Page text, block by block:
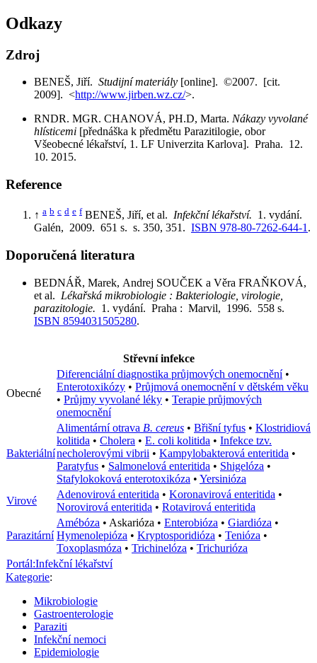
Odkazy
Zdroj
BENEŠ, Jiří. Studijní materiály [online]. ©2007. [cit.
2009]. <http://www.jirben.wz.cz/>.
RNDR. MGR. CHANOVÁ, PH.D, Marta. Nákazy vyvolané
hlísticemi [přednáška k předmětu Parazitilogie, obor
Všeobecné lékařství, 1. LF Univerzita Karlova]. Praha. 12.
10. 2015.
Reference
↑ a b c d e f BENEŠ, Jiří, et al. Infekční lékařství. 1. vydání.
Galén, 2009. 651 s. s. 350, 351. ISBN 978-80-7262-644-1 .
Doporučená literatura
BEDNÁŘ, Marek, Andrej SOUČEK a Věra FRAŇKOVÁ,
et al. Lékařská mikrobiologie : Bakteriologie, virologie,
parazitologie. 1. vydání. Praha : Marvil, 1996. 558 s.
ISBN 8594031505280.
Střevní infekce
Obecné
Diferenciální diagnostika průjmových onemocnění•
Enterotoxikózy • Průjmová onemocnění v dětském věku
• Průjmy vyvolané léky • Terapie průjmových
onemocnění
Bakteriální
Alimentární otrava B. cereus • Břišní tyfus • Klostridiová
kolitida • Cholera • E. coli kolitida • Infekce tzv.
necholerovými vibrii • Kampylobakterová enteritida •
Paratyfus • Salmonelová enteritida • Shigelóza •
Stafylokoková enterotoxikóza • Yersinióza
Virové
Adenovirová enteritida • Koronavirová enteritida •
Norovirová enteritida • Rotavirová enteritida
Parazitární
Amébóza • Askarióza • Enterobióza • Giardióza •
Hymenolepióza • Kryptosporidióza • Tenióza •
Toxoplasmóza • Trichinelóza • Trichurióza
Portál:Infekční lékařství
Kategorie:
Mikrobiologie
Gastroenterologie
Paraziti
Infekční nemoci
Epidemiologie